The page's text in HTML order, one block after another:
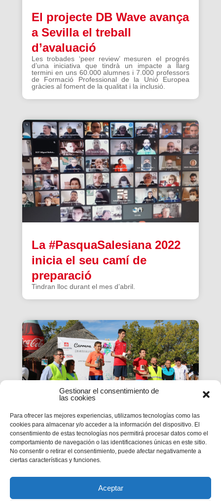
Gestionar el consentimiento de
las cookies
Para ofrecer las mejores experiencias, utilizamos tecnologías como las
cookies para almacenar y/o acceder a la información del dispositivo. El
consentimiento de estas tecnologías nos permitirá procesar datos como el
comportamiento de navegación o las identificaciones únicas en este sitio.
No consentir o retirar el consentimiento, puede afectar negativamente a
ciertas características y funciones.
Aceptar
El projecte DB Wave avança
a Sevilla el treball
d’avaluació
Les trobades ‘peer review’ mesuren el progrés
d’una iniciativa que tindrà un impacte a llarg
termini en uns 60.000 alumnes i 7.000 professors
de Formació Professional de la Unió Europea
gràcies al foment de la qualitat i la inclusió.
La #PasquaSalesiana 2022
inicia el seu camí de
preparació
Tindran lloc durant el mes d’abril.
Córrer per Togo:
L’educació és l’esperança!
Solidària per Don Bosco que col·labora amb els
projectes de l’ONGD Bosco Global al país africà.